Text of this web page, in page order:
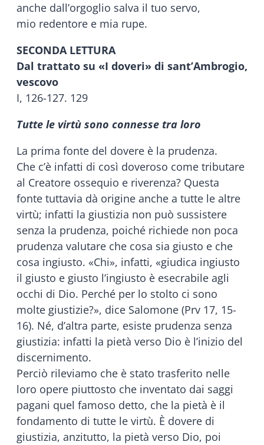
anche dall’orgoglio salva il tuo servo,
mio redentore e mia rupe.
SECONDA LETTURA
Dal trattato su «I doveri» di sant’Ambrogio,
vescovo
I, 126-127. 129
Tutte le virtù sono connesse tra loro
La prima fonte del dovere è la prudenza.
Che c’è infatti di così doveroso come tributare
al Creatore ossequio e riverenza? Questa
fonte tuttavia dà origine anche a tutte le altre
virtù; infatti la giustizia non può sussistere
senza la prudenza, poiché richiede non poca
prudenza valutare che cosa sia giusto e che
cosa ingiusto. «Chi», infatti, «giudica ingiusto
il giusto e giusto l’ingiusto è esecrabile agli
occhi di Dio. Perché per lo stolto ci sono
molte giustizie?», dice Salomone (Prv 17, 15-
16). Né, d’altra parte, esiste prudenza senza
giustizia: infatti la pietà verso Dio è l’inizio del
discernimento.
Perciò rileviamo che è stato trasferito nelle
loro opere piuttosto che inventato dai saggi
pagani quel famoso detto, che la pietà è il
fondamento di tutte le virtù. È dovere di
giustizia, anzitutto, la pietà verso Dio, poi